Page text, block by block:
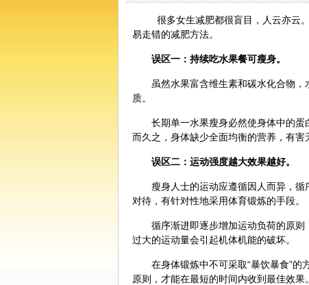
很多女生减肥都很盲目，人云亦云
易走错的减肥方法。
误区一：持续吃水果餐可瘦身。
虽然水果富含维生素和碳水化合物
质。
长期单一水果瘦身必然使身体中的
而久之，身体缺少全面均衡的营养，有害
误区二：运动强度越大效果越好。
瘦身人士的运动应遵循因人而异，
对待，有针对性地采用体育锻炼的手段。
循序渐进即逐步增加运动负荷的原
过大的运动量会引起机体机能的破坏。
在身体锻炼中不可采取“暴饮暴食”
原则，才能在最短的时间内收到最佳效果。